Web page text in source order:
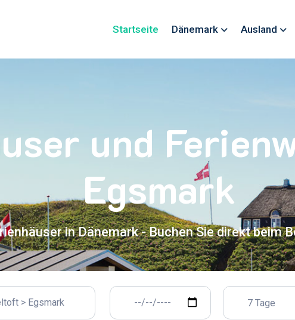
Startseite Dänemark Ausland
und
Egsmark
in Dänemark - Buchen Sie direkt beim
7 Tage